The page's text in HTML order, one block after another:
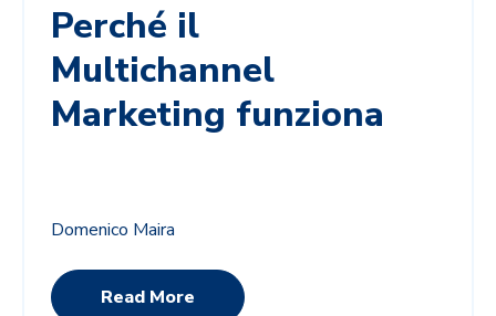
Perché il
Multichannel
Marketing funziona
Domenico Maira
Read More